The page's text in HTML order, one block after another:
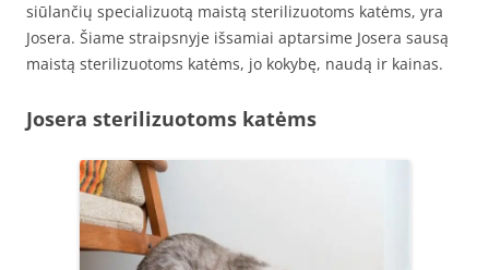
siūlančių specializuotą maistą sterilizuotoms katėms, yra
Josera. Šiame straipsnyje išsamiai aptarsime Josera sausą
maistą sterilizuotoms katėms, jo kokybę, naudą ir kainas.
Josera sterilizuotoms katėms